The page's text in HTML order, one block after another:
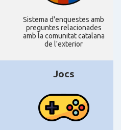
Sistema d'enquestes amb
preguntes relacionades
amb la comunitat catalana
de l'exterior
Jocs